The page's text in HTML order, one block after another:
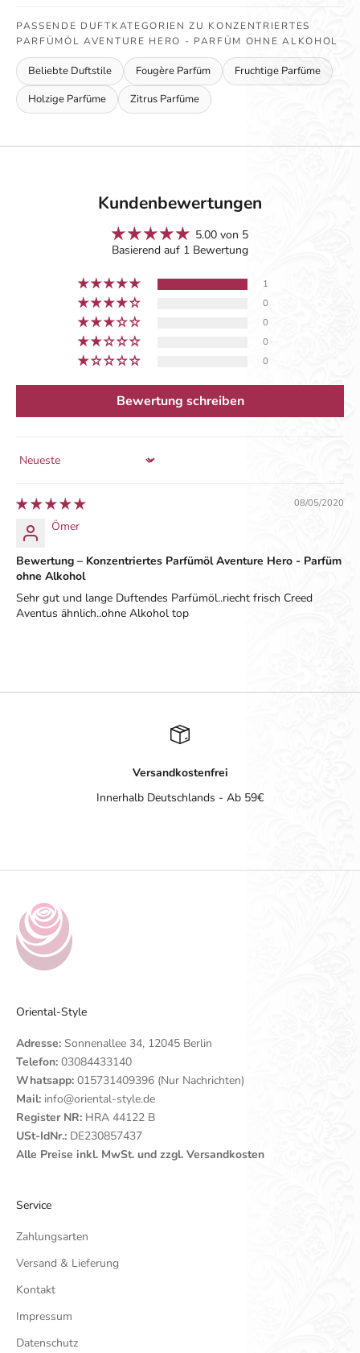
PASSENDE DUFTKATEGORIEN ZU KONZENTRIERTES
PARFÜMÖL AVENTURE HERO - PARFÜM OHNE ALKOHOL
Beliebte Duftstile Fougère Parfüm
Fruchtige Parfüme
Holzige Parfüme
Zitrus Parfüme
Kundenbewertungen
5.00 von 5
Basierend auf 1 Bewertung
1
0
0
0
0
Bewertung schreiben
Sort by
08/05/2020
Ömer
Bewertung – Konzentriertes Parfümöl Aventure Hero - Parfüm
ohne Alkohol
Sehr gut und lange Duftendes Parfümöl..riecht frisch Creed
Aventus ähnlich..ohne Alkohol top
Versandkostenfrei
Innerhalb Deutschlands - Ab 59€
Oriental-Style
Adresse: Sonnenallee 34, 12045 Berlin
Telefon: 03084433140
Whatsapp: 015731409396 (Nur Nachrichten)
Mail: info@oriental-style.de
Register NR: HRA 44122 B
USt-IdNr.: DE230857437
Alle Preise inkl. MwSt. und zzgl. Versandkosten
Service
Zahlungsarten
Versand & Lieferung
Kontakt
Impressum
Datenschutz